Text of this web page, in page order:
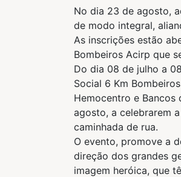
No dia 23 de agosto,
de modo integral,
As inscrições estão
Bombeiros Acirp que
Do dia 08 de julho a
Social 6 Km
Hemocentro e Bancos
agosto, a celebrarem
caminhada de rua.
O evento, promove a
direção dos grandes
imagem heróica, que